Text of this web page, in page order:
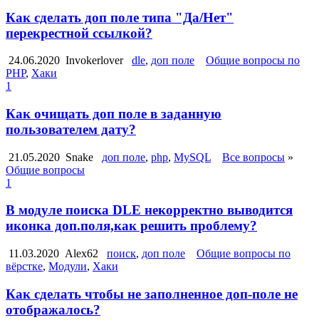
Как сделать доп поле типа "Да/Нет"
перекрестной ссылкой?
24.06.2020 Invokerlover dle, доп поле
Общие вопросы по
PHP, Хаки
1
Как очищать доп поле в заданную
пользователем дату?
21.05.2020 Snake доп поле, php, MySQL Все вопросы »
Общие вопросы
1
В модуле поиска DLE некорректно выводится
иконка доп.поля,как решить проблему?
11.03.2020 Alex62 поиск, доп поле
Общие вопросы по
вёрстке, Модули, Хаки
Как сделать чтобы не заполненное доп-поле не
отображалось?